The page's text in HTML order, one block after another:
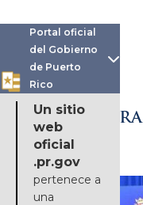
Portal oficial
del Gobierno
de Puerto
Rico

Un sitio
web
oficial
.pr.gov
pertenece a
una
GOBERNADORA